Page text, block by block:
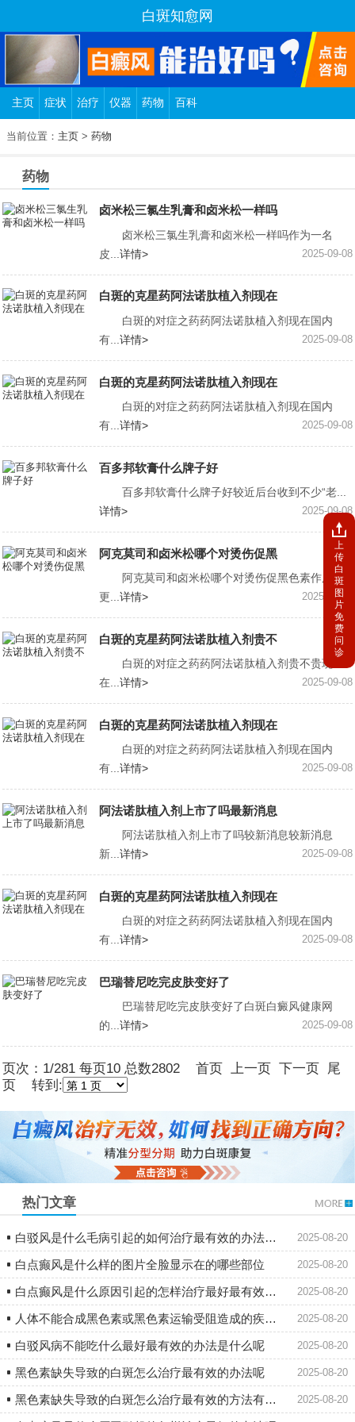
白斑知愈网
主页 症状 治疗 仪器 药物 百科
当前位置： 主页 >药物
药物
卤米松三氯生乳膏和卤米松一样吗
卤米松三氯生乳膏和卤米松一样吗作为一名
皮...详情> 2025-09-08
白斑的克星药阿法诺肽植入剂现在
白斑的对症之药药阿法诺肽植入剂现在国内
有...详情> 2025-09-08
白斑的克星药阿法诺肽植入剂现在
白斑的对症之药药阿法诺肽植入剂现在国内
有...详情> 2025-09-08
百多邦软膏什么牌子好
百多邦软膏什么牌子好较近后台收到不少“老...
详情>
2025-09-08
阿克莫司和卤米松哪个对烫伤促黑
阿克莫司和卤米松哪个对烫伤促黑色素作用
更...详情> 2025-09-08
白斑的克星药阿法诺肽植入剂贵不
白斑的对症之药药阿法诺肽植入剂贵不贵现
在...详情> 2025-09-08
白斑的克星药阿法诺肽植入剂现在
白斑的对症之药药阿法诺肽植入剂现在国内
有...详情> 2025-09-08
阿法诺肽植入剂上市了吗最新消息
阿法诺肽植入剂上市了吗较新消息较新消息
新...详情> 2025-09-08
白斑的克星药阿法诺肽植入剂现在
白斑的对症之药药阿法诺肽植入剂现在国内
有...详情> 2025-09-08
巴瑞替尼吃完皮肤变好了
巴瑞替尼吃完皮肤变好了白斑白癜风健康网
的...详情> 2025-09-08
页次：1/281 每页10 总数2802 首页 上一页 下一页 尾
页转到:
热门文章
白驳风是什么毛病引起的如何治疗最有效的办法的方法 2025-08-20
白点癫风是什么样的图片全脸显示在的哪些部位 2025-08-20
白点癫风是什么原因引起的怎样治疗最好最有效的方法 2025-08-20
人体不能合成黑色素或黑色素运输受阻造成的疾病是什么原因 2025-08-20
白驳风病不能吃什么最好最有效的办法是什么呢 2025-08-20
黑色素缺失导致的白斑怎么治疗最有效的办法呢 2025-08-20
黑色素缺失导致的白斑怎么治疗最有效的方法有哪些 2025-08-20
上
传
白
斑
图
片
免
费
问
诊